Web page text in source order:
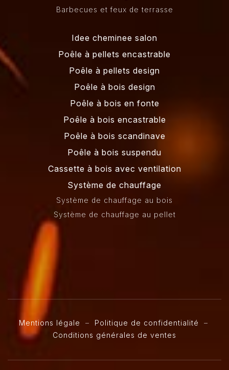
Barbecues et feux de terrasse
Idee cheminee salon
Poêle à pellets encastrable
Poêle à pellets design
Poêle à bois design
Poêle à bois en fonte
Poêle à bois encastrable
Poêle à bois scandinave
Poêle à bois suspendu
Cassette à bois avec ventilation
Système de chauffage
Système de chauffage au bois
Système de chauffage au pellet
Mentions légale – Politique de confidentialité –
Conditions générales de ventes